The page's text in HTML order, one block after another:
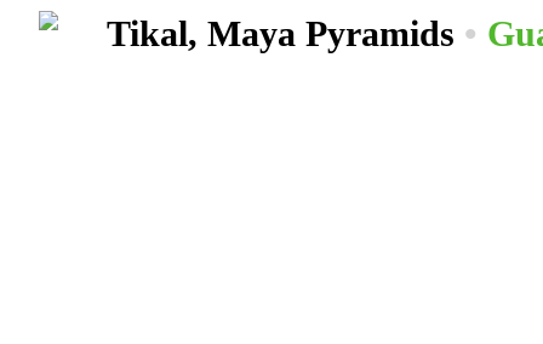
Tikal, Maya Pyramids •